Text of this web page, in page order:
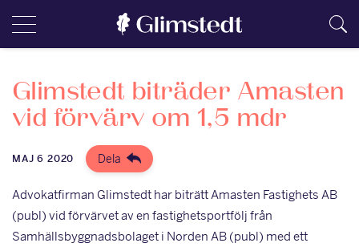
Glimstedt biträder Amasten
vid förvärv om 1,5 mdr
MAJ 6 2020 Dela
Advokatfirman Glimstedt har biträtt Amasten Fastighets AB
(publ) vid förvärvet av en fastighetsportfölj från
Samhällsbyggnadsbolaget i Norden AB (publ) med ett